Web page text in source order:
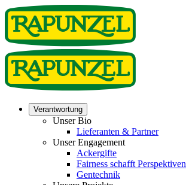
Verantwortung
Unser Bio
Lieferanten & Partner
Unser Engagement
Ackergifte
Fairness schafft Perspektiven
Gentechnik